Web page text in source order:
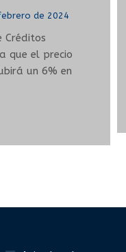
de 2024
Créditos
que el precio
un 6% en